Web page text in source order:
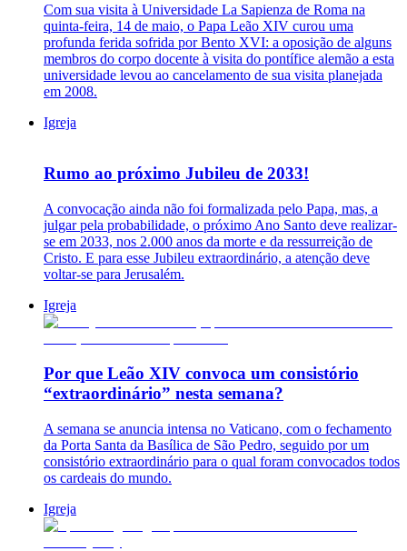
Com sua visita à Universidade La Sapienza de Roma na
quinta-feira, 14 de maio, o Papa Leão XIV curou uma
profunda ferida sofrida por Bento XVI: a oposição de alguns
membros do corpo docente à visita do pontífice alemão a esta
universidade levou ao cancelamento de sua visita planejada
em 2008.
Igreja
Rumo ao próximo Jubileu de 2033!
A convocação ainda não foi formalizada pelo Papa, mas, a
julgar pela probabilidade, o próximo Ano Santo deve realizar-
se em 2033, nos 2.000 anos da morte e da ressurreição de
Cristo. E para esse Jubileu extraordinário, a atenção deve
voltar-se para Jerusalém.
Igreja
Por que Leão XIV convoca um consistório
“extraordinário” nesta semana?
A semana se anuncia intensa no Vaticano, com o fechamento
da Porta Santa da Basílica de São Pedro, seguido por um
consistório extraordinário para o qual foram convocados todos
os cardeais do mundo.
Igreja